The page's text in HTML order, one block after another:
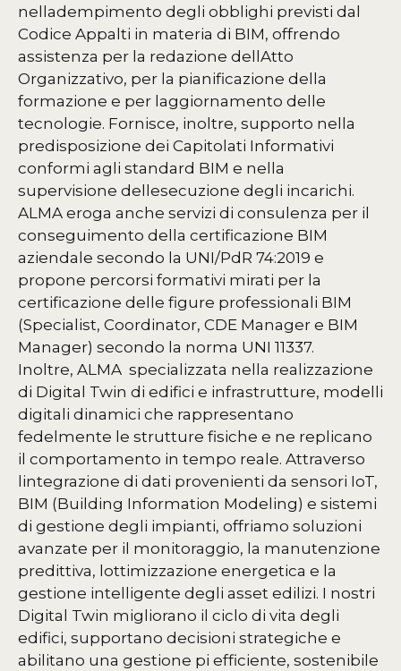
nelladempimento degli obblighi previsti dal
Codice Appalti in materia di BIM, offrendo
assistenza per la redazione dellAtto
Organizzativo, per la pianificazione della
formazione e per laggiornamento delle
tecnologie. Fornisce, inoltre, supporto nella
predisposizione dei Capitolati Informativi
conformi agli standard BIM e nella
supervisione dellesecuzione degli incarichi.
ALMA eroga anche servizi di consulenza per il
conseguimento della certificazione BIM
aziendale secondo la UNI/PdR 74:2019 e
propone percorsi formativi mirati per la
certificazione delle figure professionali BIM
(Specialist, Coordinator, CDE Manager e BIM
Manager) secondo la norma UNI 11337.
Inoltre, ALMA specializzata nella realizzazione
di Digital Twin di edifici e infrastrutture, modelli
digitali dinamici che rappresentano
fedelmente le strutture fisiche e ne replicano
il comportamento in tempo reale. Attraverso
lintegrazione di dati provenienti da sensori IoT,
BIM (Building Information Modeling) e sistemi
di gestione degli impianti, offriamo soluzioni
avanzate per il monitoraggio, la manutenzione
predittiva, lottimizzazione energetica e la
gestione intelligente degli asset edilizi. I nostri
Digital Twin migliorano il ciclo di vita degli
edifici, supportano decisioni strategiche e
abilitano una gestione pi efficiente, sostenibile